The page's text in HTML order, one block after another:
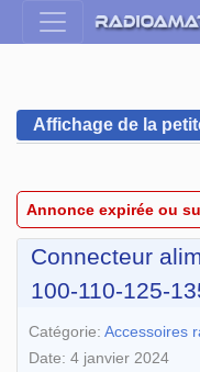
Affichage de la
Annonce expirée ou
Connecteur
100-110-125-
Catégorie: Accessoires
Date: 4 janvier 2024